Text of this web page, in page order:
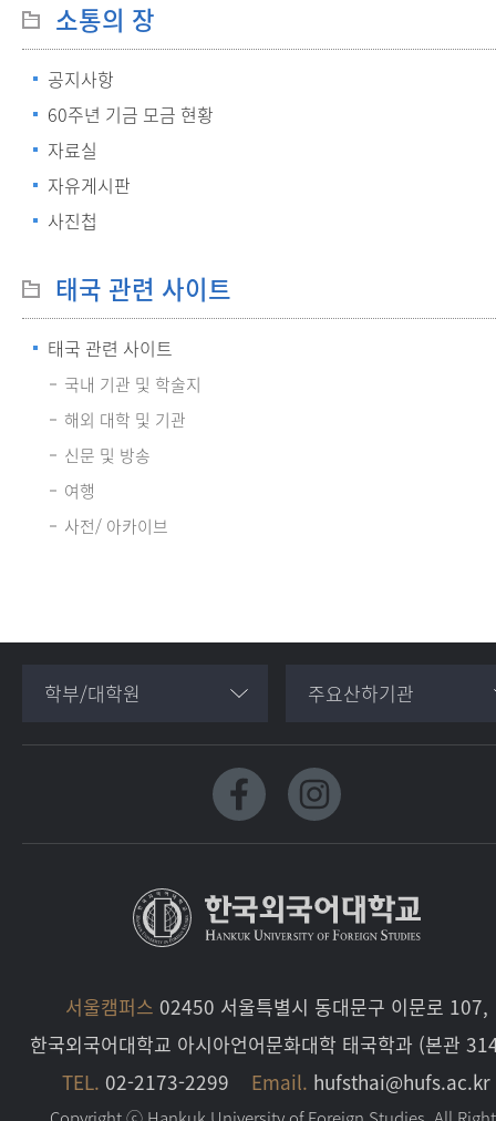
소통의 장
공지사항
60주년 기금 모금 현황
자료실
자유게시판
사진첩
태국 관련 사이트
태국 관련 사이트
국내 기관 및 학술지
해외 대학 및 기관
신문 및 방송
여행
사전/ 아카이브
학부/대학원 주요산하기관
서울캠퍼스 02450 서울특별시 동대문구 이문로 107,
한국외국어대학교 아시아언어문화대학 태국학과 (본관
TEL. 02-2173-2299 Email. hufsthai@hufs.ac.kr